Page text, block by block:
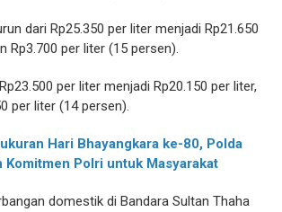
dari Rp25.350 per liter menjadi Rp21.650
Rp3.700 per liter (15 persen).
per liter menjadi Rp20.150 per liter,
per liter (14 persen).
Hari Bhayangkara ke-80, Polda
Komitmen Polri untuk Masyarakat
domestik di Bandara Sultan Thaha